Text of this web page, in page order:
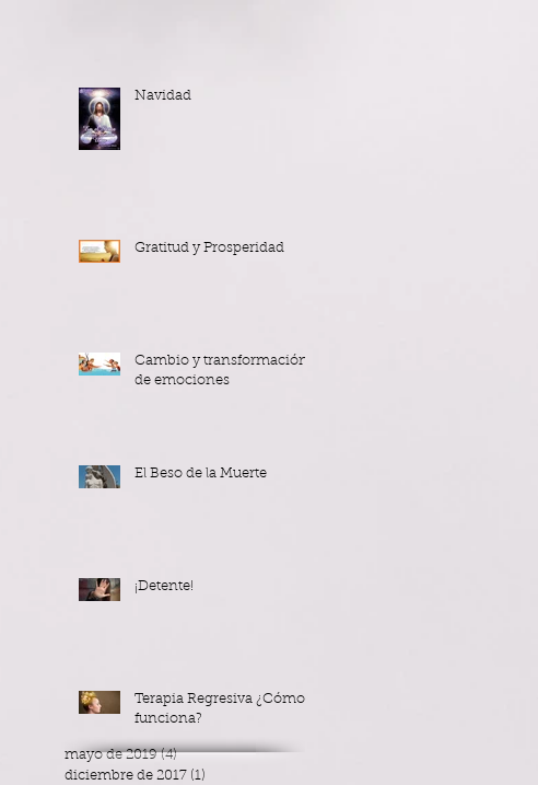
Navidad
Gratitud y Prosperidad
Cambio y transformación
de emociones
El Beso de la Muerte
¡Detente!
Terapia Regresiva ¿Cómo
funciona?
mayo de 2019 (4)4 entradas
diciembre de 2017 (1)